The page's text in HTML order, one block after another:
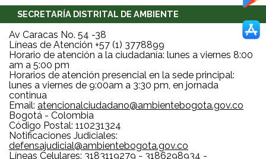
SECRETARÍA DISTRITAL DE AMBIENTE
Av Caracas No. 54 -38
Líneas de Atención +57 (1) 3778899
Horario de atención a la ciudadanía: lunes a viernes 8:00
am a 5:00 pm
Horarios de atención presencial en la sede principal:
lunes a viernes de 9:00am a 3:30 pm, en jornada
continua
Email: atencionalciudadano@ambientebogota.gov.co
Bogotá - Colombia
Código Postal: 110231324
Notificaciones Judiciales:
defensajudicial@ambientebogota.gov.co
Líneas Celulares: 3183119279 - 3186298934 -